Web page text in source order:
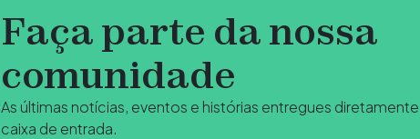
Faça parte da nossa
comunidade
As últimas notícias, eventos e histórias entregues diretamente
caixa de entrada.